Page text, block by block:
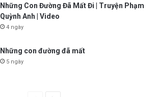
Những Con Đường Đã Mất Đi | Truyện Phạm
Quỳnh Anh | Video
4 ngày
Những con đường đã mất
5 ngày